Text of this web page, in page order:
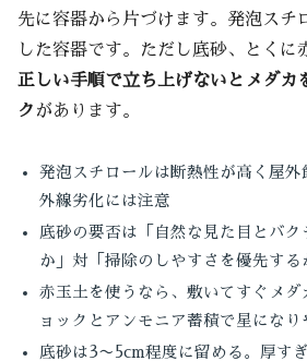
先に容器から片づけます。発泡スチ
した容器です。ただし底砂、とくに
正しい手順で立ち上げないとメダカ
ク があります。
発泡スチロールは断熱性が高く屋
外線劣化には注意
底砂の要否は「自然な見た目とバク
か」対「掃除のしやすさを優先する
赤玉土を使うなら、敷いてすぐメ
ョックとアンモニア蓄積で星になり
底砂は3〜5cm程度に留める。厚す